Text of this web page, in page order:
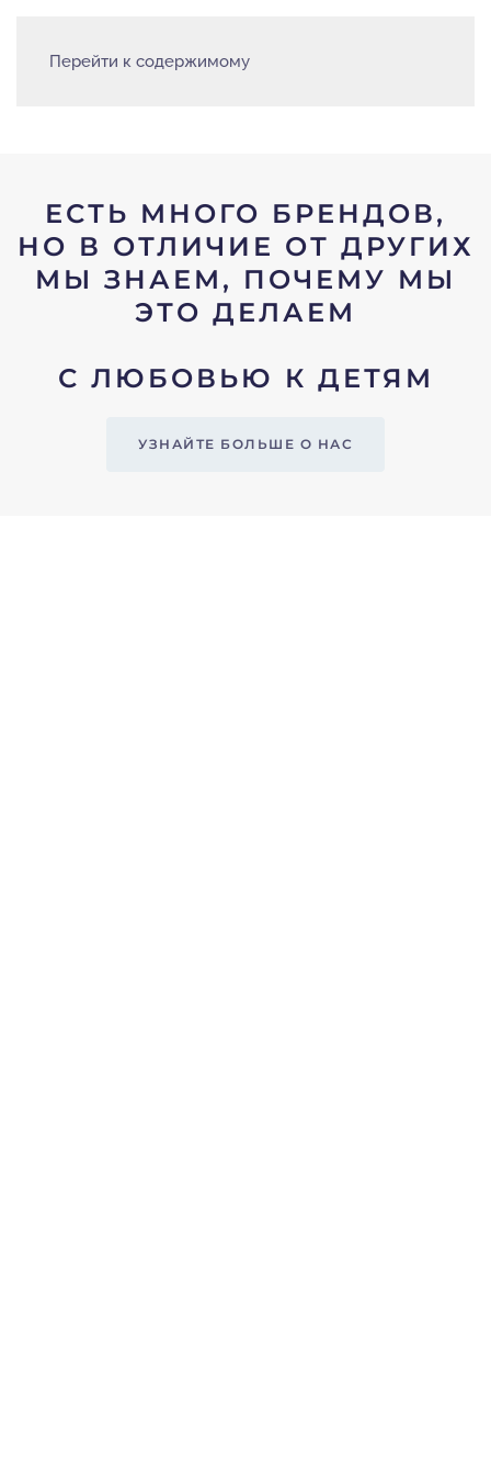
Перейти к содержимому
ЕСТЬ МНОГО БРЕНДОВ,
НО В ОТЛИЧИЕ ОТ ДРУГИХ
МЫ ЗНАЕМ, ПОЧЕМУ МЫ
ЭТО ДЕЛАЕМ
С ЛЮБОВЬЮ К ДЕТЯМ
УЗНАЙТЕ БОЛЬШЕ О НАС